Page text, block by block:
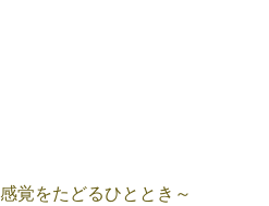
覚をたどるひととき～